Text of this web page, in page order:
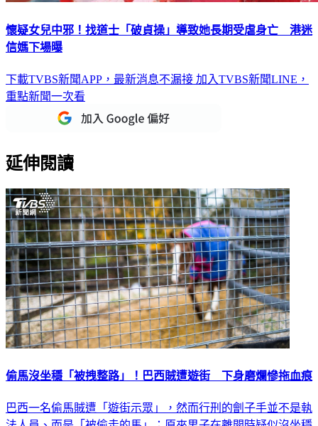
懷疑女兒中邪！找道士「破貞操」導致她長期受虐身亡 港迷
信媽下場曝
下載TVBS新聞APP，最新消息不漏接 加入TVBS新聞LINE，
重點新聞一次看
延伸閱讀
偷馬沒坐穩「被拽整路」！巴西賊遭遊街 下身磨爛慘拖血痕
巴西一名偷馬賊遭「遊街示眾」，然而行刑的劊子手並不是執